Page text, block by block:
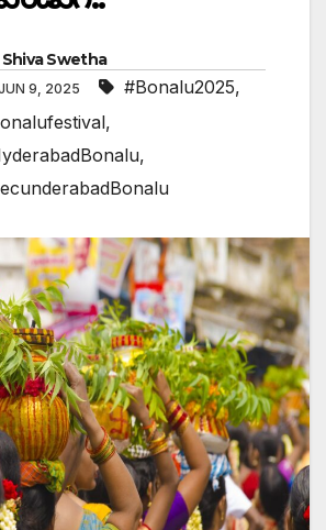
Shiva Swetha
9, 2025 #Bonalu2025,
,
,